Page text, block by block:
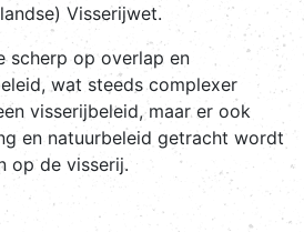
Visserijwet.
scherp op overlap en
wat steeds complexer
visserijbeleid, maar er ook
en natuurbeleid getracht wordt
op de visserij.